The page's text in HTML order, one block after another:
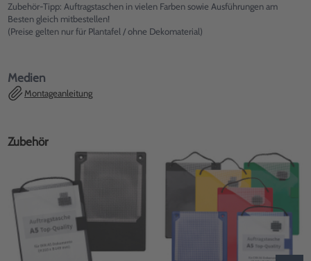
Zubehör-Tipp: Auftragstaschen in vielen Farben sowie Ausführungen am
Besten gleich mitbestellen!
(Preise gelten nur für Plantafel / ohne Dekomaterial)
Medien
Montageanleitung
Zubehör